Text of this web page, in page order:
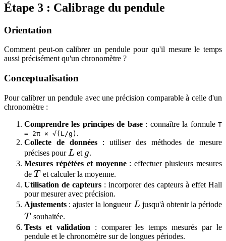
Étape 3 : Calibrage du pendule
Orientation
Comment peut-on calibrer un pendule pour qu'il mesure le temps
aussi précisément qu'un chronomètre ?
Conceptualisation
Pour calibrer un pendule avec une précision comparable à celle d'un
chronomètre :
Comprendre les principes de base: connaître la formuleT
= 2π × √(L/g) .
Collecte de données : utiliser des méthodes de mesure
précises pourL
L et g
g.
Mesures répétées et moyenne: effectuer plusieurs mesures
de T
T et calculer la moyenne.
Utilisation de capteurs : incorporer des capteurs à effet Hall
pour mesurer avec précision.
Ajustements : ajuster la longueur L
Ljusqu'à obtenir la période
T
T souhaitée.
Tests et validation : comparer les temps mesurés par le
pendule et le chronomètre sur de longues périodes.